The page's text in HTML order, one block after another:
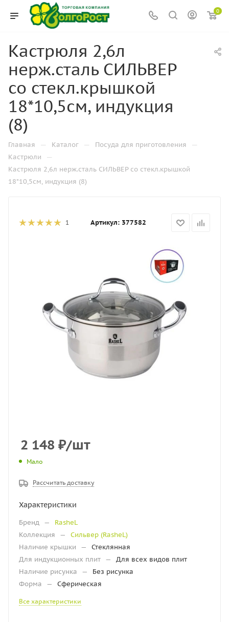
0
Кастрюля 2,6л
нерж.сталь СИЛЬВЕР
со стекл.крышкой
18*10,5см, индукция
(8)
Главная — Каталог — Посуда для приготовления —
Кастрюли —
Кастрюля 2,6л нерж.сталь СИЛЬВЕР со стекл.крышкой
18*10,5см, индукция (8)
1 Артикул: 377582
2 148 ₽/шт
Мало
Рассчитать доставку
Характеристики
Бренд —
RasheL
Коллекция
—
Сильвер (RasheL)
Наличие крышки
—
Стеклянная
Для индукционных плит —
Для всех видов плит
Наличие рисунка
—
Без рисунка
Форма
— Сферическая
Все характеристики